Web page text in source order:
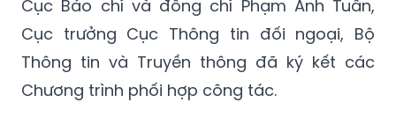
Thông tin và Truyền thông đã ký kết các
Chương trình phối hợp công tác.
K.Quy